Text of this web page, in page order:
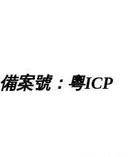
備案號：粵ICP